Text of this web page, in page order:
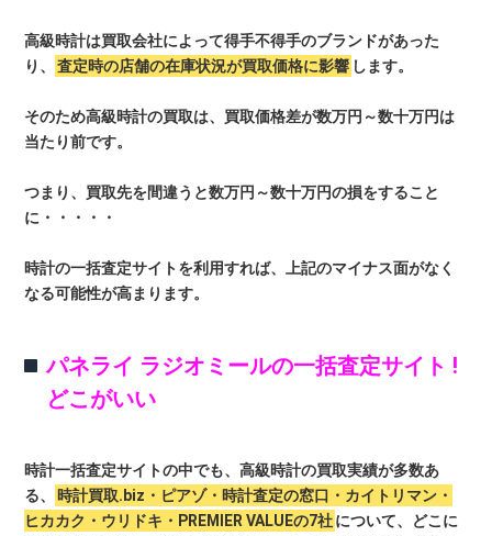
高級時計は買取会社によって得手不得手のブランドがあった
り、
査定時の店舗の在庫状況が買取価格に影響 します。
そのため高級時計の買取は、買取価格差が数万円～数十万円は
当たり前です。
つまり、買取先を間違うと数万円～数十万円の損をすること
に・・・・・
時計の一括査定サイトを利用すれば、上記のマイナス面がなく
なる可能性が高まります。
パネライ ラジオミールの一括査定サイト !
どこがいい
時計一括査定サイトの中でも、高級時計の買取実績が多数あ
る、
時計買取.biz・ピアゾ・時計査定の窓口・カイトリマン・
ヒカカク・ウリドキ・PREMIER VALUEの7社について、どこに